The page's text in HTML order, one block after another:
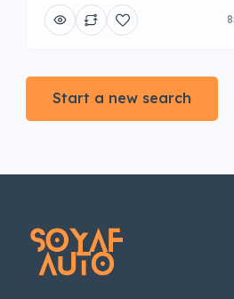
Start a new search